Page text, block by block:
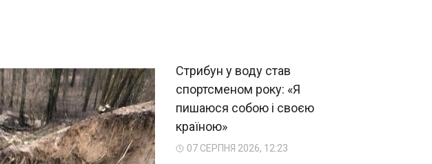
Стрибун у воду став
спортсменом року: «Я
пишаюся собою і своєю
країною»
07 СЕРПНЯ 2026, 12:23